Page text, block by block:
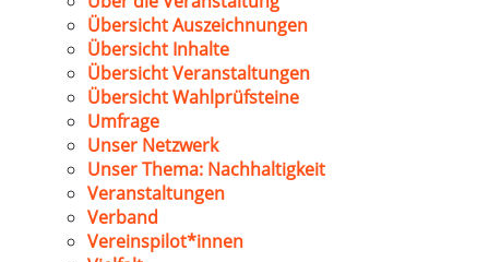
Übersicht Auszeichnungen
Übersicht Inhalte
Übersicht Veranstaltungen
Übersicht Wahlprüfsteine
Umfrage
Unser Netzwerk
Unser Thema: Nachhaltigkeit
Veranstaltungen
Verband
Vereinspilot*innen